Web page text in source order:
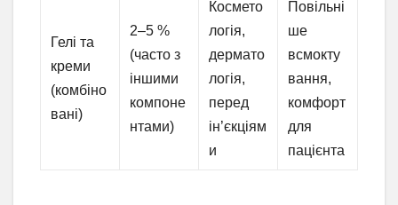
Гелі та
креми
(комбіно
вані)
2–5 %
(часто з
іншими
компоне
нтами)
Космето
логія,
дермато
логія,
перед
ін’єкціям
и
Повільні
ше
всмокту
вання,
комфорт
для
пацієнта